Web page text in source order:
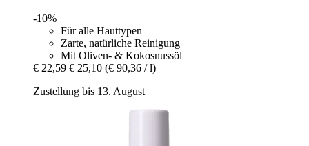
-10%
Für alle Hauttypen
Zarte, natürliche Reinigung
Mit Oliven- & Kokosnussöl
€ 22,59 € 25,10 (€ 90,36 / l)
Zustellung bis 13. August